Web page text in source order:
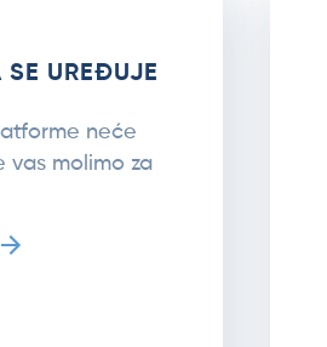
SE UREĐUJE
neće
vas molimo za